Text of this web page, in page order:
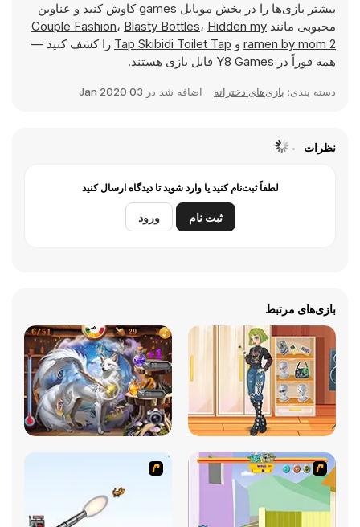
بیشتر بازی‌ها را در بخش موبایل games
کاوش کنید و عناوین
محبوبی مانند
Couple Fashion، Blasty Bottles، Hidden my
ramen by mom 2 و Tap Skibidi Toilet Tap را کشف کنید —
همه فوراً در Y8 Games قابل بازی هستند.
دسته بندی: بازی‌های دخترانه اضافه شد در 03 Jan 2020
نظرات
لطفاً ثبت‌نام کنید یا وارد شوید تا دیدگاه ارسال کنید
ثبت نام ورود
بازی‌های مرتبط